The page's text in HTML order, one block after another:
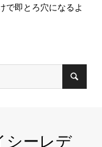
で即とろ穴になるよ
シーレデ